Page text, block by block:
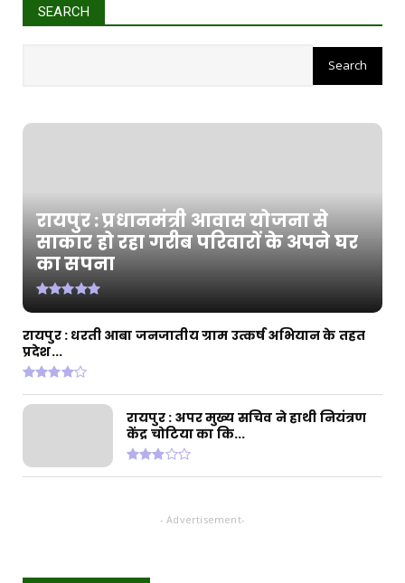
रायपुर : छत्तीसगढ़ आबकारी विभाग की बड़ी कार्रवाई
रायपुर : राज्यपाल श्री डेका और मुख्यमंत्री श्री साय की
उपस्थ...
गरीब परिवार...
SEARCH
रायपुर : प्रधानमंत्री आवास योजना से
साकार हो रहा गरीब परिवारों के अपने घर
का सपना
रायपुर : धरती आबा जनजातीय ग्राम उत्कर्ष अभियान के तहत
प्रदेश...
रायपुर : अपर मुख्य सचिव ने हाथी नियंत्रण
केंद्र चोटिया का कि...
- Advertisement-